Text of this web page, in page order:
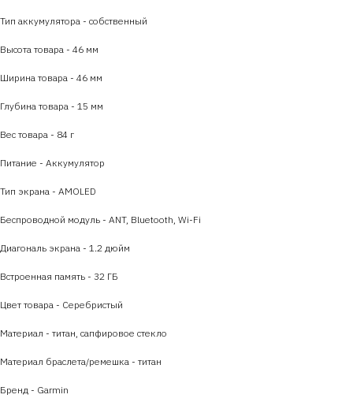
Тип аккумулятора - собственный
Высота товара - 46 мм
Ширина товара - 46 мм
Глубина товара - 15 мм
Вес товара - 84 г
Питание - Аккумулятор
Тип экрана - AMOLED
Беспроводной модуль - ANT, Bluetooth, Wi-Fi
Диагональ экрана - 1.2 дюйм
Встроенная память - 32 ГБ
Цвет товара - Серебристый
Материал - титан, сапфировое стекло
Материал браслета/ремешка - титан
Бренд - Garmin